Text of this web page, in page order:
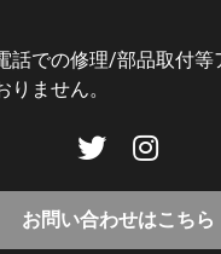
話での修理/部品取付等
りません。
お問い合わせはこちら